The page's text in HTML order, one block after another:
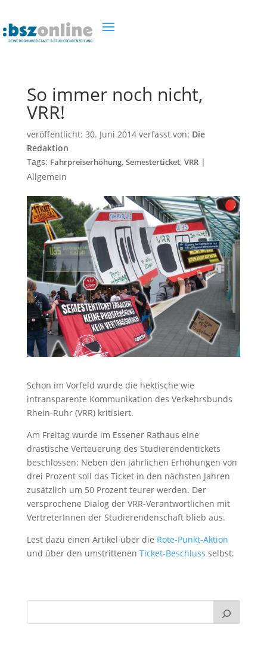
So immer noch nicht,
VRR!
veröffentlicht: 30. Juni 2014verfasst von: Die
Redaktion
Tags: Fahrpreiserhöhung, Semesterticket, VRR|
Allgemein
Schon im Vorfeld wurde die hektische wie
intransparente Kommunikation des Verkehrsbunds
Rhein-Ruhr (VRR) kritisiert.
Am Freitag wurde im Essener Rathaus eine
drastische Verteuerung des Studierendentickets
beschlossen: Neben den jährlichen Erhöhungen von
drei Prozent soll das Ticket in den nächsten Jahren
zusätzlich um 50 Prozent teurer werden. Der
versprochene Dialog der VRR-Verantwortlichen mit
VertreterInnen der Studierendenschaft blieb aus.
Lest dazu einen Artikel über die Rote-Punkt-Aktion
und über den umstrittenen Ticket-Beschluss selbst.